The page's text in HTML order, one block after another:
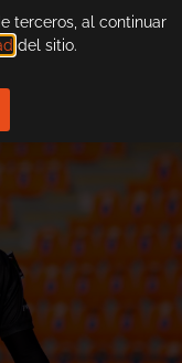
terceros, al continuar
del sitio.